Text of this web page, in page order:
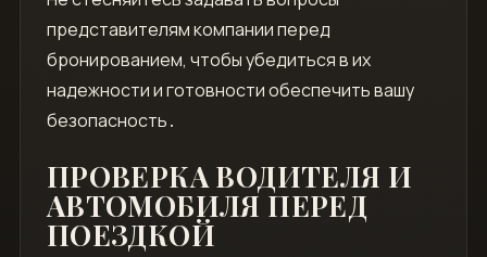
представителям компании перед
бронированием, чтобы убедиться в их
надежности и готовности обеспечить вашу
безопасность․
ПРОВЕРКА ВОДИТЕЛЯ И
АВТОМОБИЛЯ ПЕРЕД
ПОЕЗДКОЙ